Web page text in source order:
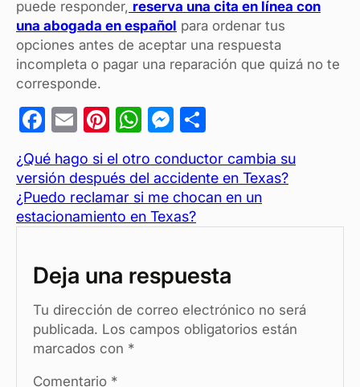
puede responder, reserva una cita en línea con
una abogada en español para ordenar tus
opciones antes de aceptar una respuesta
incompleta o pagar una reparación que quizá no te
corresponde.
F
a
c
e
b
o
k
E
ail
Pi
nt
er
es
t
W
at
s
A
p
M
es
se
n
g
o
m
p
ar
¿Qué hago si el otro conductor cambia su
versión después del accidente en Texas?
¿Puedo reclamar si me chocan en un
estacionamiento en Texas?
Deja una respuesta
Tu dirección de correo electrónico no será
publicada. Los campos obligatorios están
marcados con *
Comentario *